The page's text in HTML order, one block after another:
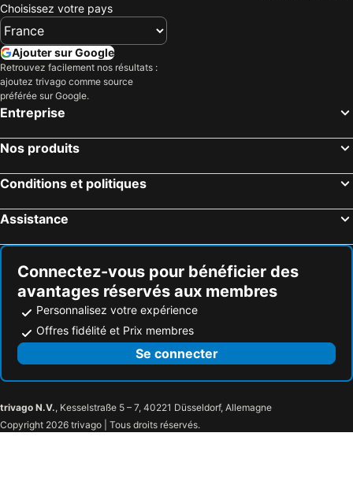
Choisissez votre pays
Ajouter sur Google
Retrouvez facilement nos résultats :
ajoutez trivago comme source
préférée sur Google.
Entreprise
Nos produits
Conditions et politiques
Assistance
Connectez-vous pour bénéficier des
avantages réservés aux membres
Personnalisez votre expérience
Offres fidélité et Prix membres
Se connecter
trivago N.V., Kesselstraße 5 – 7, 40221 Düsseldorf, Allemagne
Copyright 2026 trivago | Tous droits réservés.